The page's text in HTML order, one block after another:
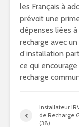
les Français à
prévoit une
dépenses liées
recharge avec
d’installation
ce qui
recharge
Installateur
de Recharge
(38)